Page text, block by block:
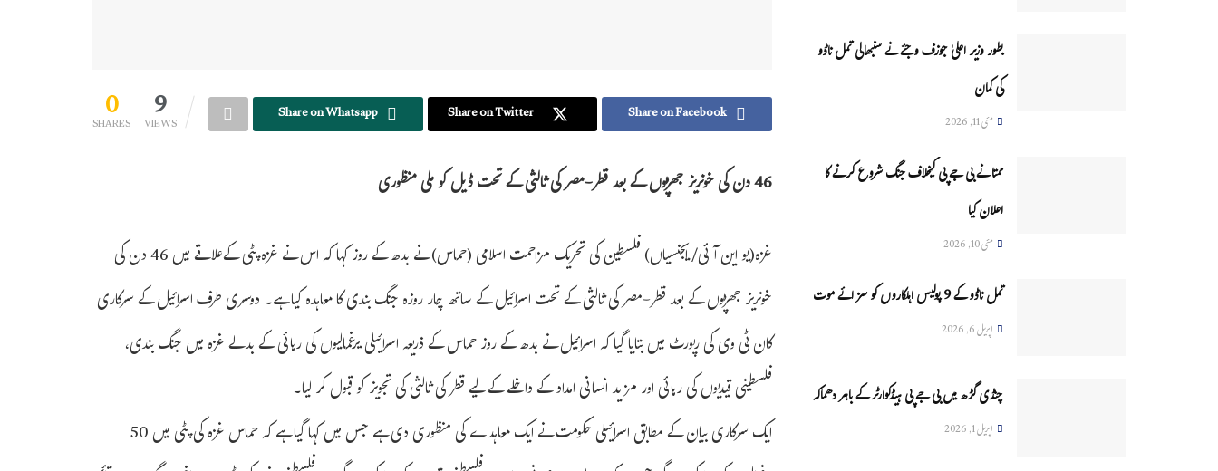
0
SHARES 9
VIEWS Share on Facebook
Share on Twitter
Share on Whatsapp
46 دن کی خونریز جھڑپوں کے بعد قطر-مصر کی ثالثی کے تحت ڈیل کو ملی منظوری
غزہ(یو این آئی/ ایجنسیاں) فلسطین کی تحریک مزاحمت اسلامی (حماس) نے بدھ کے روز کہا کہ اس نے غزہ پٹی کےعلاقے میں 46 دن کی
خونریز جھڑپوں کے بعد قطر-مصر کی ثالثی کے تحت اسرائیل کے ساتھ چار روزہ جنگ بندی کا معاہدہ کیا ہے۔ دوسری طرف اسرائیل کے سرکاری
کان ٹی وی کی رپورٹ میں بتایا گیا کہ اسرائیل نے بدھ کے روز حماس کے ذریعہ اسرائیلی یرغمالیوں کی رہائی کے بدلے غزہ میں جنگ بندی،
فلسطینی قیدیوں کی رہائی اور مزید انسانی امداد کے داخلے کے لیے قطر کی ثالثی کی تجویز کو قبول کر لیا۔
ایک سرکاری بیان کے مطابق اسرائیلی حکومت نے ایک معاہدے کی منظوری دی ہے جس میں کہا گیا ہے کہ حماس غزہ کی پٹی میں 50
بطور وزیر اعلیٰ جوزف وجئے نے سنبھالی تمل ناڈو
کی کمان
مئی 11, 2026
ممتا نے بی جے پی کیخلاف جنگ شروع کرنے کا
اعلان کیا
مئی 10, 2026
تمل ناڈو کے 9 پولیس اہلکاروں کو سزائے موت
اپریل 6, 2026
چنڈی گڑھ میں بی جے پی ہیڈکوارٹر کے باہر دھماکہ
اپریل 1, 2026